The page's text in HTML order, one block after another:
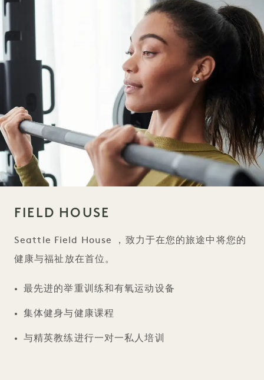
FIELD HOUSE
Seattle Field House ，致力于在您的旅途中将您的
健康与福祉放在首位。
最先进的举重训练和有氧运动设备
集体健身与健康课程
与精英教练进行一对一私人培训